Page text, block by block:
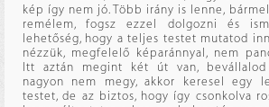
kép így nem jó. Több irány is lenne,
remélem, fogsz ezzel dolgozni és
lehetőség, hogy a teljes testet mutatod
nézzük, megfelelő képaránnyal, nem
Itt aztán megint két út van,
nagyon nem megy, akkor keresel egy
testet, de az biztos, hogy így csonkolva